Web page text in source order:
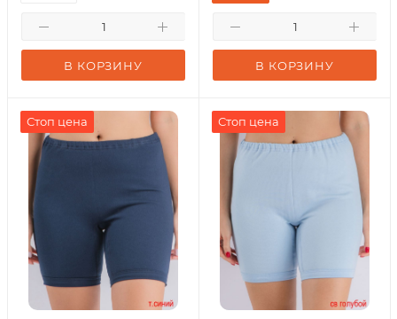
В КОРЗИНУ В КОРЗИНУ
Стоп цена Стоп цена